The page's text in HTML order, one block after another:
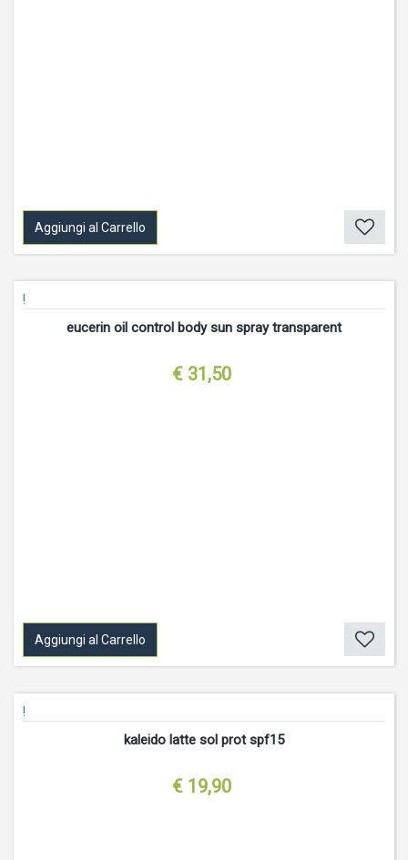
Aggiungi al Carrello
!
eucerin oil control body sun spray transparent
€ 31,50
Aggiungi al Carrello
!
kaleido latte sol prot spf15
€ 19,90